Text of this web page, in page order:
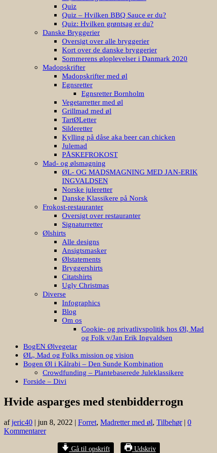
Quiz
Quiz – Hvilken BBQ Sauce er du?
Quiz: Hvilken grøntsag er du?
Danske Bryggerier
Oversigt over alle bryggerier
Kort over de danske bryggerier
Sommerens øloplevelser i Danmark 2020
Madopskrifter
Madopskrifter med øl
Egnsretter
Egnsretter Bornholm
Vegetarretter med øl
Grillmad med øl
TartØLetter
Silderetter
Kylling på dåse aka beer can chicken
Julemad
PÅSKEFROKOST
Mad- og ølsmagning
ØL- OG MADSMAGNING MED JAN-ERIK
INGVALDSEN
Norske juleretter
Danske Klassikere på Norsk
Frokost-restauranter
Oversigt over restauranter
Signaturretter
Ølshirts
Alle designs
Ansigtsmasker
Ølstatements
Bryggershirts
Citatshirts
Ugly Christmas
Diverse
Infographics
Blog
Om os
Cookie- og privatlivspolitik hos Øl, Mad
og Folk v/Jan Erik Ingvaldsen
BogEN Ølvegetar
ØL, Mad og Folks mission og vision
Bogen Øl i Kålrabi – Den Sunde Kombination
Crowdfunding – Plantebaserede Juleklassikere
Forside – Divi
Hvide asparges med stenbidderrogn
afjeric40 | jun 8, 2022 | Forret, Madretter med øl, Tilbehør| 0
Kommentarer
Gå til opskrift Udskriv